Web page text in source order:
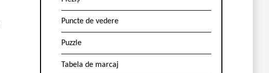
Puncte de vedere
Puzzle
Tabela de marcaj